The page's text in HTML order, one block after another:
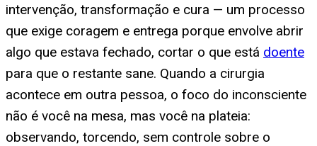
intervenção, transformação e cura — um processo
que exige coragem e entrega porque envolve abrir
algo que estava fechado, cortar o que está doente
para que o restante sane. Quando a cirurgia
acontece em outra pessoa, o foco do inconsciente
não é você na mesa, mas você na plateia:
observando, torcendo, sem controle sobre o